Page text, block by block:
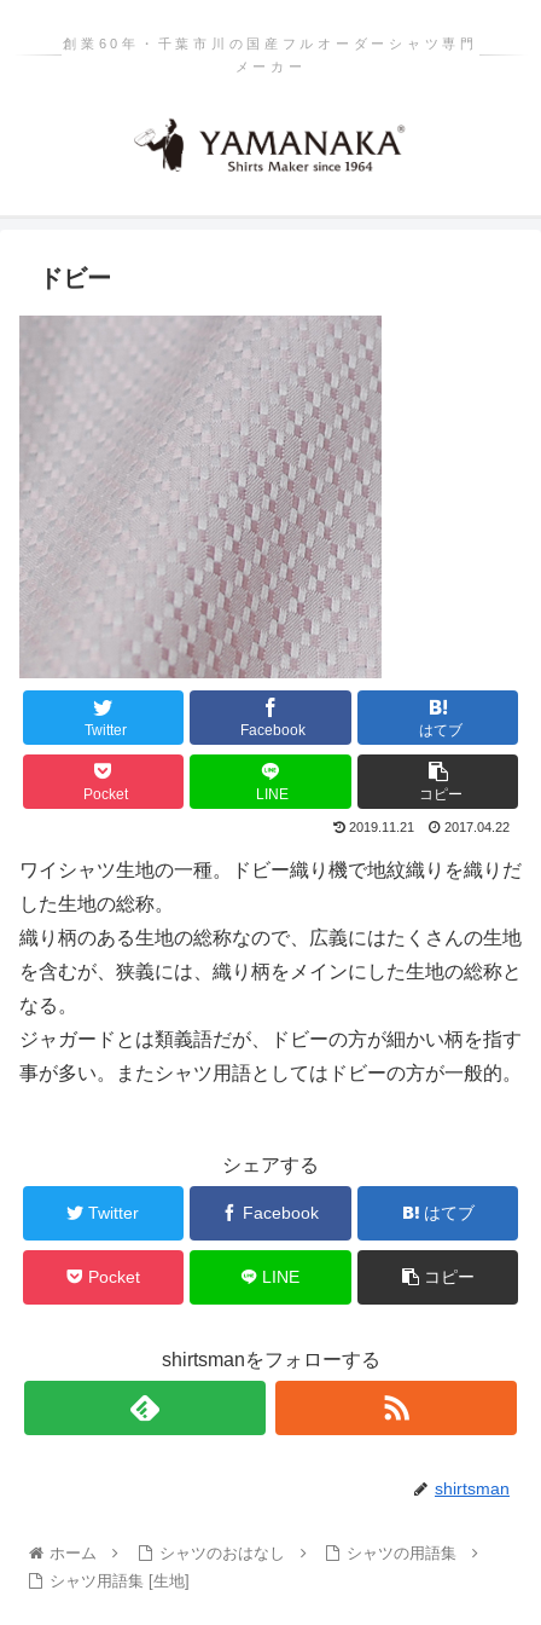
創業60年・千葉市川の国産フルオーダーシャツ専門
メーカー
ドビー
Twitter Facebook はてブ
Pocket LINE コピー
2019.11.21 2017.04.22
ワイシャツ生地の一種。ドビー織り機で地紋織りを織りだ
した生地の総称。
織り柄のある生地の総称なので、広義にはたくさんの生地
を含むが、狭義には、織り柄をメインにした生地の総称と
なる。
ジャガードとは類義語だが、ドビーの方が細かい柄を指す
事が多い。またシャツ用語としてはドビーの方が一般的。
シェアする
Twitter Facebook はてブ
Pocket LINE コピー
shirtsmanをフォローする
shirtsman
ホーム シャツのおはなし
シャツの用語集
シャツ用語集 [生地]